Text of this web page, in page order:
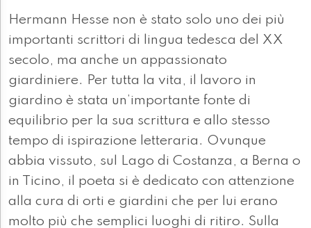
Hermann Hesse non è stato solo uno dei più
importanti scrittori di lingua tedesca del XX
secolo, ma anche un appassionato
giardiniere. Per tutta la vita, il lavoro in
giardino è stata un’importante fonte di
equilibrio per la sua scrittura e allo stesso
tempo di ispirazione letteraria. Ovunque
abbia vissuto, sul Lago di Costanza, a Berna o
in Ticino, il poeta si è dedicato con attenzione
alla cura di orti e giardini che per lui erano
molto più che semplici luoghi di ritiro. Sulla